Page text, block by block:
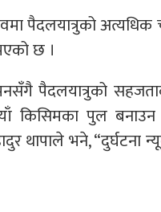
पैदलयात्रुको अत्यधिक
छ ।
पैदलयात्रुको
किसिमका पुल
थापाले भने, “दुर्घटना